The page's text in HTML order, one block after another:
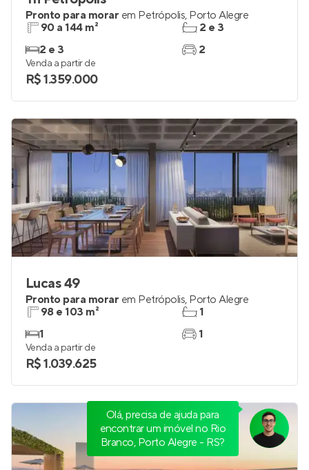
Pronto para morar em Petrópolis, Porto Alegre
90 a 144 m²
2 e 3
2 e 3
2
Venda a partir de
R$ 1.359.000
Lucas 49
Pronto para morar em Petrópolis, Porto Alegre
98 e 103 m²
1
1
1
Venda a partir de
R$ 1.039.625
Olá, precisa de ajuda para
encontrar um imóvel no Rio
Branco, Porto Alegre - RS?